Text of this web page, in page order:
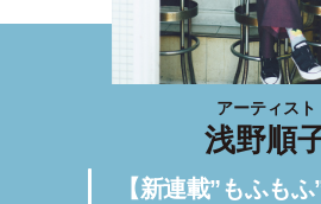
アーティスト
浅野順
【新連載”もふも